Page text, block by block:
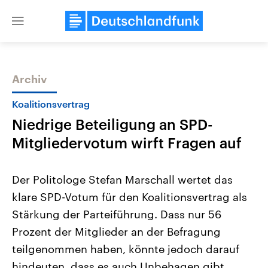
Close
Themen
Landtagswahl Sachsen-Anhalt
2026
Alle Informationen
Sachsen-Anhalt wählt am 6.
September 2026 einen neuen
Landtag. Seit 2021 wird das
Bundesland von einer Koalition aus
USA
Aktuelle Beiträge,
Hintergründe
Wirtschaftlich und
gehören die Vereinigten
den mächtigsten Ländern
mit großem Einfluss auf
Archiv
Koalitionsvertrag
Niedrige Beteiligung an SPD-
Mitgliedervotum wirft Fragen auf
Der Politologe Stefan Marschall wertet das
klare SPD-Votum für den Koalitionsvertrag als
Stärkung der Parteiführung. Dass nur 56
Prozent der Mitglieder an der Befragung
teilgenommen haben, könnte jedoch darauf